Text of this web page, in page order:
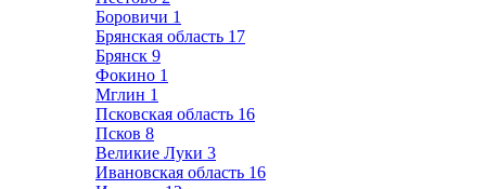
Боровичи 1
Брянская область 17
Брянск 9
Фокино 1
Мглин 1
Псковская область 16
Псков 8
Великие Луки 3
Ивановская область 16